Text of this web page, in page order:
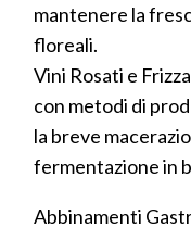
mantenere la
floreali.
Vini Rosati e
con metodi di
la breve
fermentazione in
Abbinamenti